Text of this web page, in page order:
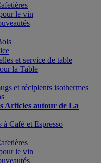
le vin
et service de table
la Table
et récipients isothermes
Articles autour de La
à Café et Espresso
le vin